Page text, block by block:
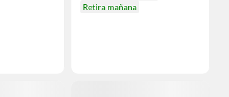
Retira mañana